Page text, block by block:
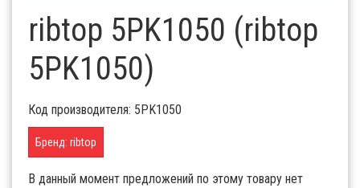
ribtop 5PK1050 (ribtop
5PK1050)
Код производителя: 5PK1050
Бренд: ribtop
В данный момент предложений по этому товару нет